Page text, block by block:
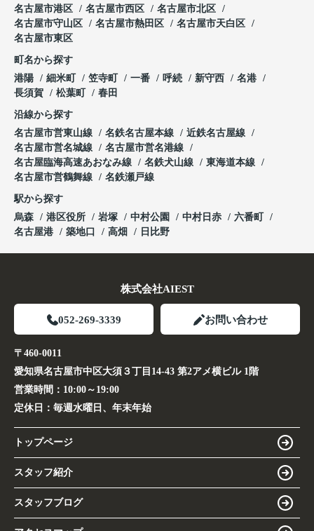
名古屋市港区
名古屋市西区
名古屋市北区
名古屋市守山区
名古屋市熱田区
名古屋市天白区
名古屋市東区
町名から探す
港陽
細米町 笠寺町 一番 呼続 新守西
名港
長須賀
松葉町 春田
沿線から探す
名古屋市営東山線
名鉄名古屋本線
近鉄名古屋線
名古屋市営名城線
名古屋市営名港線
名古屋臨海高速あおなみ線
名鉄犬山線
東海道本線
名古屋市営鶴舞線
名鉄瀬戸線
駅から探す
烏森
港区役所 岩塚 中村公園 中村日赤
六番町
名古屋港
築地口 高畑 日比野
株式会社AIEST
052-269-3339 お問い合わせ
〒460-0011
愛知県名古屋市中区大須３丁目14-43 第2アメ横ビル 1階
営業時間： 10:00～19:00
定休日： 毎週水曜日、年末年始
トップページ
スタッフ紹介
スタッフブログ